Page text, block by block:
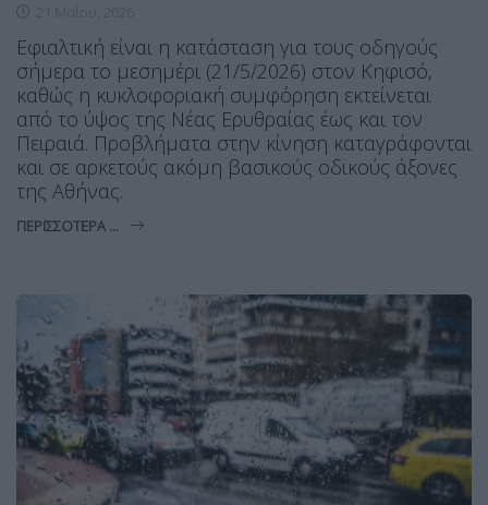
Εφιαλτική είναι η κατάσταση για τους οδηγούς
σήμερα το μεσημέρι (21/5/2026) στον Κηφισό,
καθώς η κυκλοφοριακή συμφόρηση εκτείνεται
από το ύψος της Νέας Ερυθραίας έως και τον
Πειραιά. Προβλήματα στην κίνηση καταγράφονται
και σε αρκετούς ακόμη βασικούς οδικούς άξονες
της Αθήνας.
ΠΕΡΙΣΣΌΤΕΡΑ ...